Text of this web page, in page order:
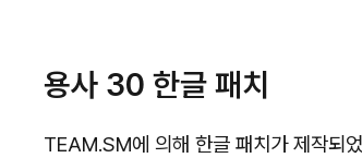
용사 30 한글 패치
TEAM.SM에 의해 한글 패치가 제작되